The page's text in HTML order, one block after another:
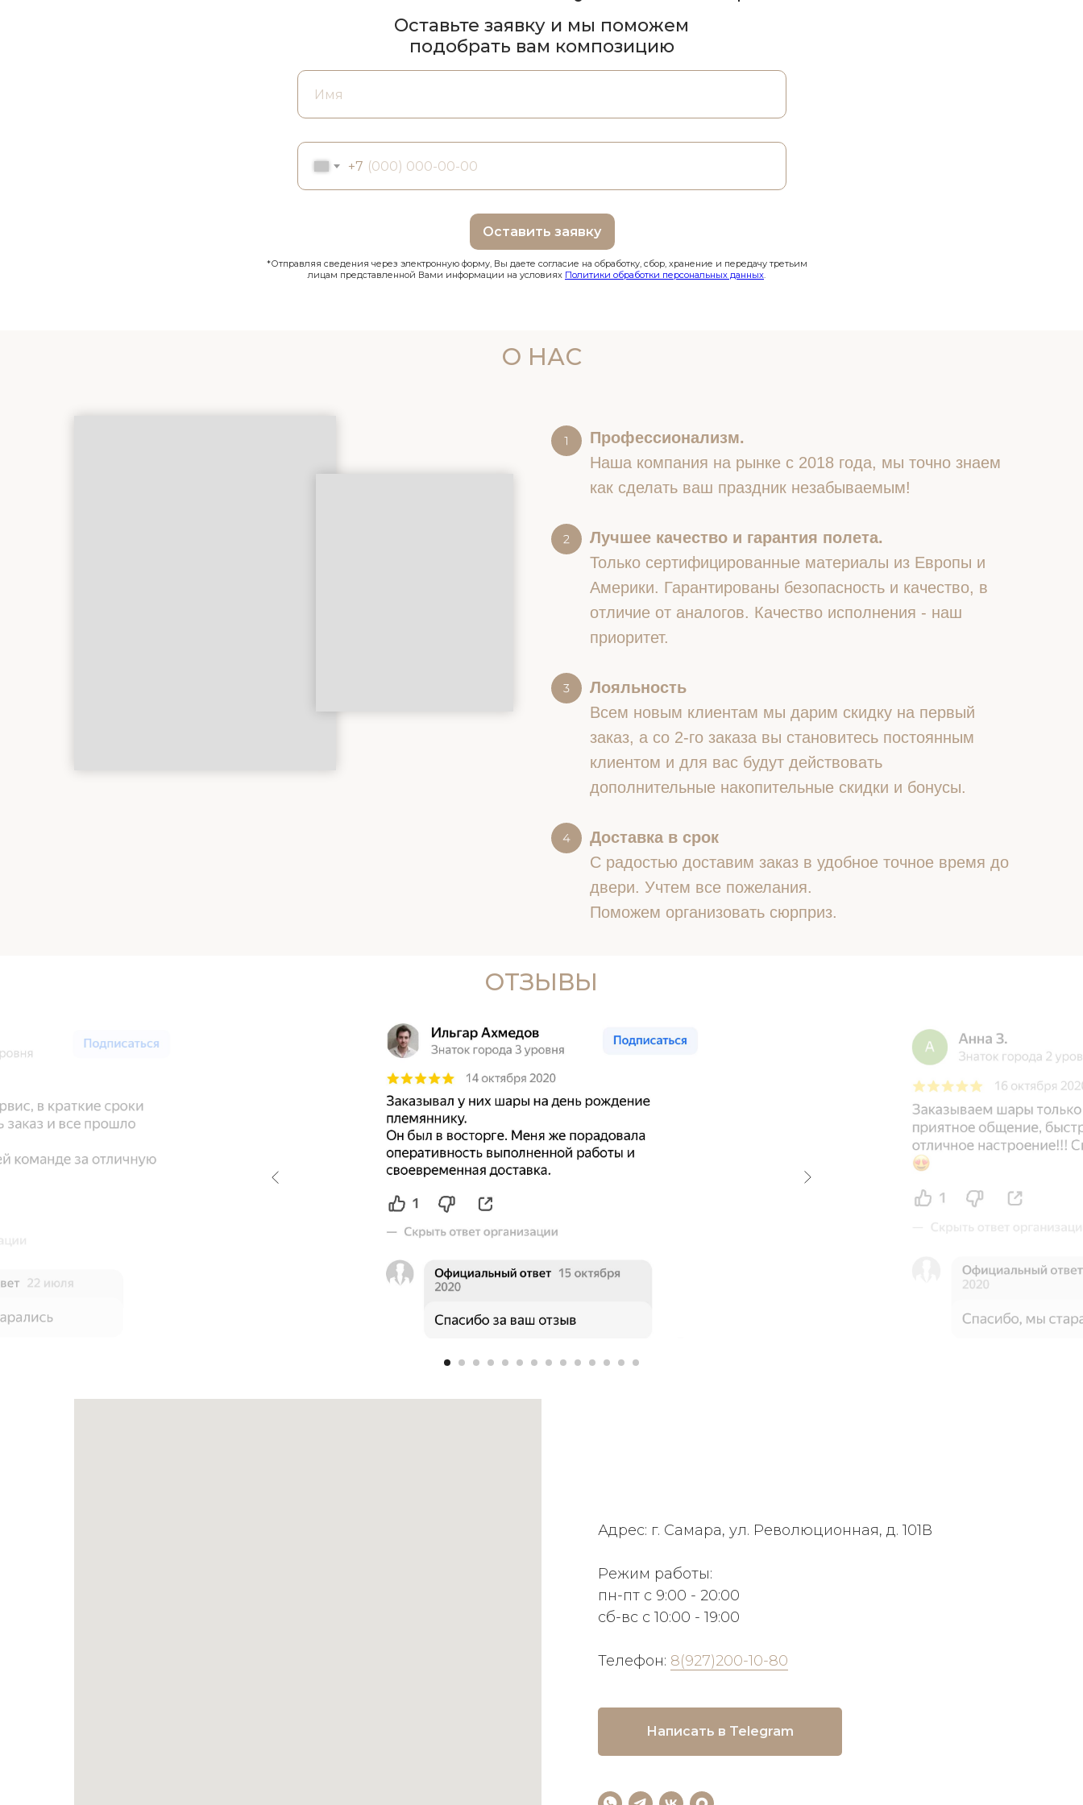
+7
Оставить заявку
Оставьте заявку и мы поможем
подобрать вам композицию
*Отправляя сведения через электронную форму, Вы даете согласие на обработку, сбор, хранение и передачу третьим
лицам представленной Вами информации на условиях Политики обработки персональных данных.
О НАС
Профессионализм.
Наша компания на рынке с 2018 года, мы точно знаем
как сделать ваш праздник незабываемым!
Лучшее качество и гарантия полета.
Только сертифицированные материалы из Европы и
Америки. Гарантированы безопасность и качество, в
отличие от аналогов. Качество исполнения - наш
приоритет.
Лояльность
Всем новым клиентам мы дарим скидку на первый
заказ, а со 2-го заказа вы становитесь постоянным
клиентом и для вас будут действовать
дополнительные накопительные скидки и бонусы.
Доставка в срок
С радостью доставим заказ в удобное точное время до
двери. Учтем все пожелания.
Поможем организовать сюрприз.
ОТЗЫВЫ
Адрес: г. Самара, ул. Революционная, д. 101В
Режим работы:
пн-пт с 9:00 - 20:00
сб-вс с 10:00 - 19:00
Телефон: 8(927)200-10-80
Написать в Telegram